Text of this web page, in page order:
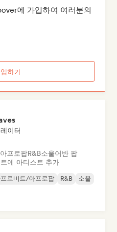
에 가입하여 여러분의
하기
이터
프로팝R&B소울어반 팝
에 아티스트 추가
로비트/아프로팝 R&B 소울